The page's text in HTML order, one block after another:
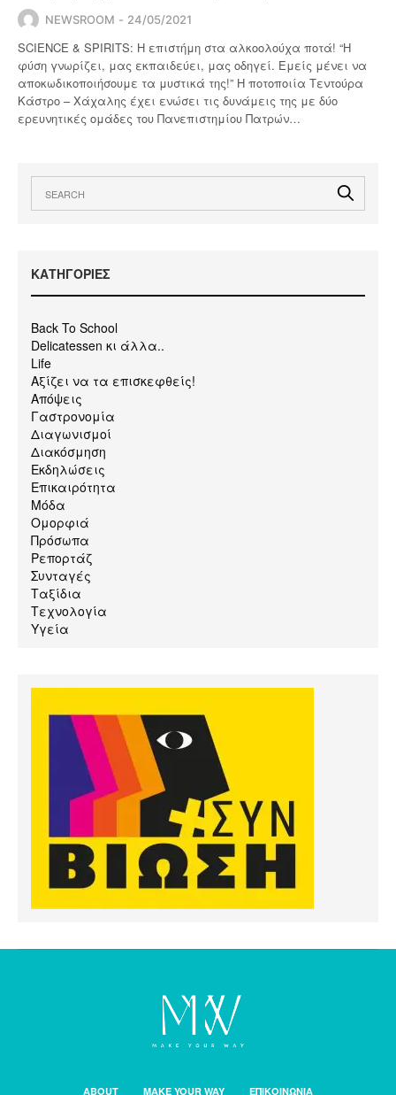
NEWSROOM 24/05/2021
SCIENCE & SPIRITS: Η επιστήμη στα αλκοολούχα ποτά! “Η
φύση γνωρίζει, μας εκπαιδεύει, μας οδηγεί. Εμείς μένει να
αποκωδικοποιήσουμε τα μυστικά της!” Η ποτοποιία Τεντούρα
Κάστρο – Χάχαλης έχει ενώσει τις δυνάμεις της με δύο
ερευνητικές ομάδες του Πανεπιστημίου Πατρών…
KΑΤΗΓΟΡΙΕΣ
Back To School
Delicatessen κι άλλα..
Life
Αξίζει να τα επισκεφθείς!
Απόψεις
Γαστρονομία
Διαγωνισμοί
Διακόσμηση
Εκδηλώσεις
Επικαιρότητα
Μόδα
Ομορφιά
Πρόσωπα
Ρεπορτάζ
Συνταγές
Ταξίδια
Τεχνολογία
Υγεία
ABOUT MAKE YOUR WAY ΕΠΙΚΟΙΝΩΝΙΑ